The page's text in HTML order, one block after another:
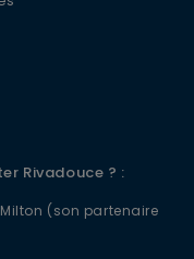
Rivadouce ? :
(son partenaire